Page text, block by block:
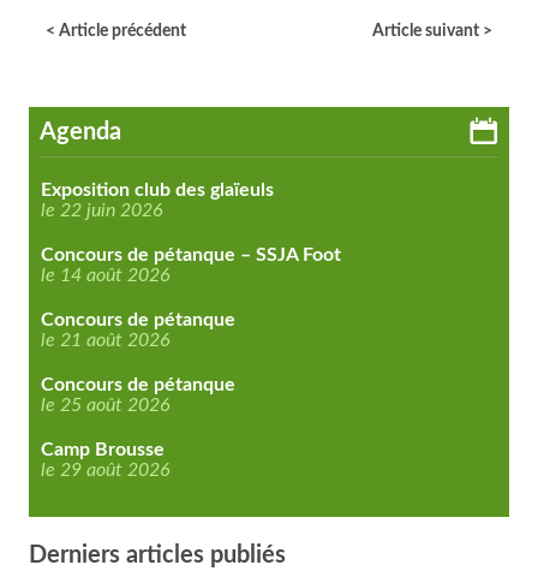
< Article précédent Article suivant >
Agenda
Exposition club des glaïeuls
le 22 juin 2026
Concours de pétanque – SSJA Foot
le 14 août 2026
Concours de pétanque
le 21 août 2026
Concours de pétanque
le 25 août 2026
Camp Brousse
le 29 août 2026
Derniers articles publiés